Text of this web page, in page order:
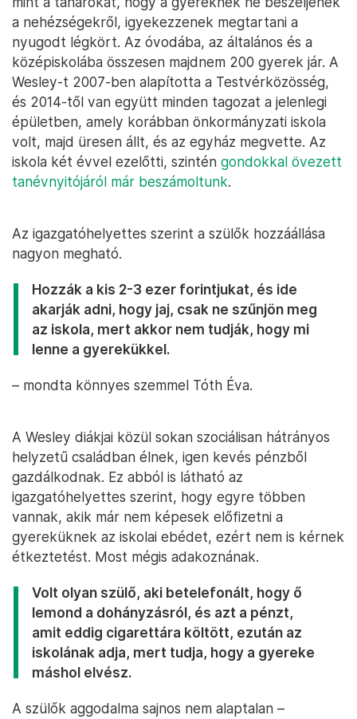
a nehézségekről, igyekezzenek megtartani a
nyugodt légkört. Az óvodába, az általános és a
középiskolába összesen majdnem 200 gyerek jár. A
Wesley-t 2007-ben alapította a Testvérközösség,
és 2014-től van együtt minden tagozat a jelenlegi
épületben, amely korábban önkormányzati iskola
volt, majd üresen állt, és az egyház megvette. Az
iskola két évvel ezelőtti, szintén gondokkal övezett
tanévnyitójáról már beszámoltunk.
Az igazgatóhelyettes szerint a szülők hozzáállása
nagyon megható.
Hozzák a kis 2-3 ezer forintjukat, és ide
akarják adni, hogy jaj, csak ne szűnjön meg
az iskola, mert akkor nem tudják, hogy mi
lenne a gyerekükkel.
– mondta könnyes szemmel Tóth Éva.
A Wesley diákjai közül sokan szociálisan hátrányos
helyzetű családban élnek, igen kevés pénzből
gazdálkodnak. Ez abból is látható az
igazgatóhelyettes szerint, hogy egyre többen
vannak, akik már nem képesek előfizetni a
gyereküknek az iskolai ebédet, ezért nem is kérnek
étkeztetést. Most mégis adakoznának.
Volt olyan szülő, aki betelefonált, hogy ő
lemond a dohányzásról, és azt a pénzt,
amit eddig cigarettára költött, ezután az
iskolának adja, mert tudja, hogy a gyereke
máshol elvész.
A szülők aggodalma sajnos nem alaptalan –